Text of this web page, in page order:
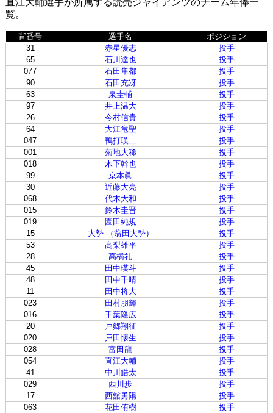
覧。
背番号 選手名
ポジション
31
赤星優志
投手
65
石川達也
投手
077
石田隼都
投手
90
石田充冴
投手
63
泉圭輔
投手
97
井上温大
投手
26
今村信貴
投手
64
大江竜聖
投手
047
鴨打瑛二
投手
001
菊地大稀
投手
018
木下幹也
投手
99
京本眞
投手
30
近藤大亮
投手
068
代木大和
投手
015
鈴木圭晋
投手
019
園田純規
投手
15
大勢 （翁田大勢）
投手
53
高梨雄平
投手
28
高橋礼
投手
45
田中瑛斗
投手
48
田中千晴
投手
11
田中将大
投手
023
田村朋輝
投手
016
千葉隆広
投手
20
戸郷翔征
投手
020
戸田懐生
投手
028
富田龍
投手
054
直江大輔
投手
41
中川皓太
投手
029
西川歩
投手
17
西舘勇陽
投手
063
花田侑樹
投手